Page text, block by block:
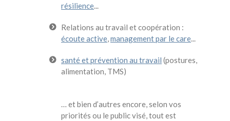
résilience...
Relations au travail et coopération :
écoute active,management par le care...
santé et prévention au travail (postures,
alimentation, TMS)
… et bien d’autres encore, selon vos
priorités ou le public visé, tout est